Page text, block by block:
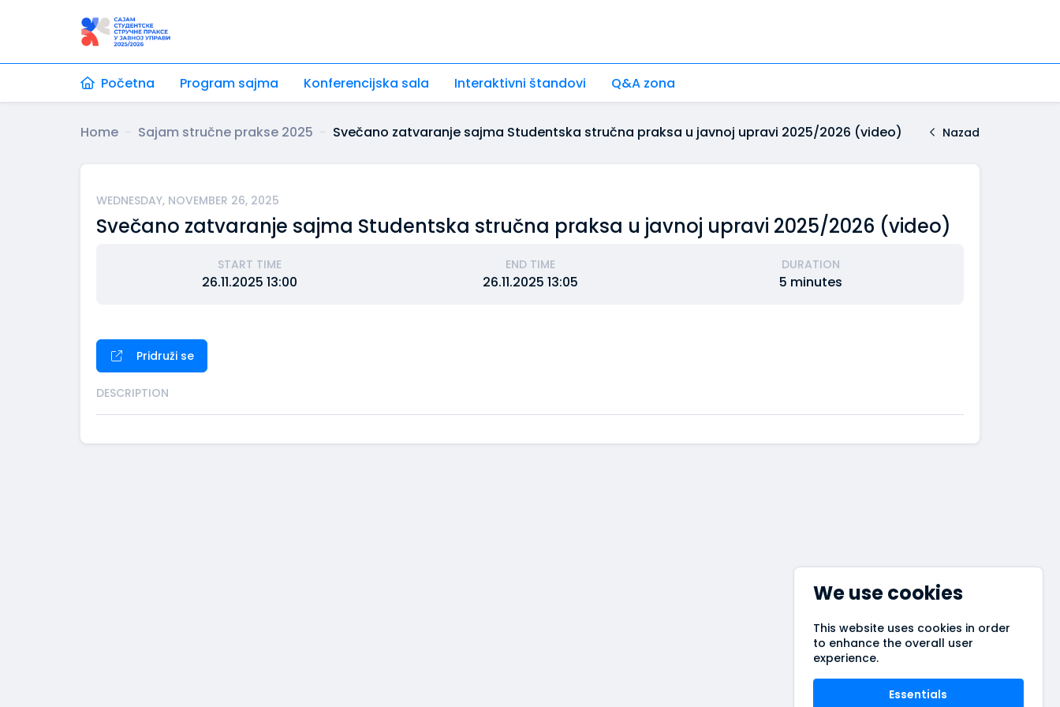
Početna Program sajma Konferencijska sala Interaktivni štandovi Q&A zona
Home Sajam stručne prakse 2025 Svečano zatvaranje sajma Studentska stručna praksa u javnoj upravi 2025/2026 (video) Nazad
WEDNESDAY, NOVEMBER 26, 2025
Svečano zatvaranje sajma Studentska stručna praksa u javnoj upravi 2025/2026 (video)
START TIME
26.11.2025 13:00
END TIME
26.11.2025 13:05
DURATION
5 minutes
Pridruži se
DESCRIPTION
We use cookies
This website uses cookies in order
to enhance the overall user
experience.
Essentials